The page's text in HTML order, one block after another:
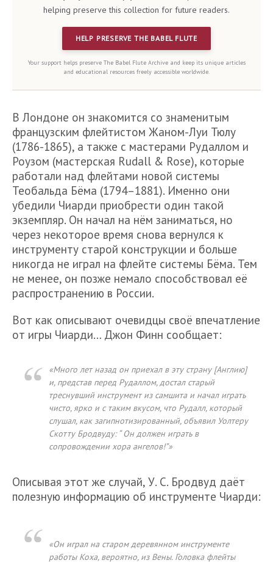
helping preserve this collection for future readers.
HELP PRESERVE THE BABEL FLUTE
Your support helps preserve The Babel Flute Archive and keep its unique articles
and educational resources freely accessible worldwide.
В Лондоне он знакомится со знаменитым
французским флейтистом Жаном-Луи Тюлу
(1786-1865), а также с мастерами Рудаллом и
Роузом (мастерская Rudall & Rose), которые
работали над флейтами новой системы
Теобальда Бёма (1794–1881). Именно они
убедили Чиарди приобрести один такой
экземпляр. Он начал на нём заниматься, но
через некоторое время снова вернулся к
инструменту старой конструкции и больше
никогда не играл на флейте системы Бёма. Тем
не менее, он позже немало способствовал её
распространению в России.
Вот как описывают очевидцы своё впечатление
от игры Чиарди… Джон Финн сообщает:
«Много лет назад он приехал в эту страну [Англию]
и, представ перед Рудаллом, достал старый
треснувший инструмент из самшита и начал играть
чисто, ярко и с таким вкусом, что Рудалл, который
слушал, как загипнотизированный, объявил Уолтеру
Скотту Бродвуду: “ Он должен играть в
сопровождении хора ангелов!”»
Описывая этот же случай, У. С. Бродвуд даёт
полезную информацию об инструменте Чиарди:
«Он играл на старом деревянном инструменте
работы Коха, вероятно, из Вены. Головка флейты